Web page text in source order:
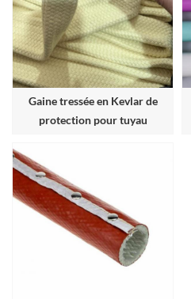
Gaine tressée en Kevlar de
protection pour tuyau